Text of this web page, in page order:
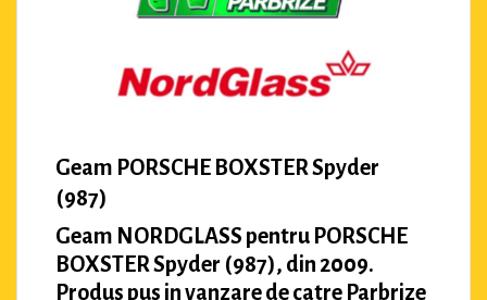
Geam PORSCHE BOXSTER Spyder
(987)
Geam NORDGLASS pentru PORSCHE
BOXSTER Spyder (987), din 2009.
Produs pus in vanzare de catre Parbrize